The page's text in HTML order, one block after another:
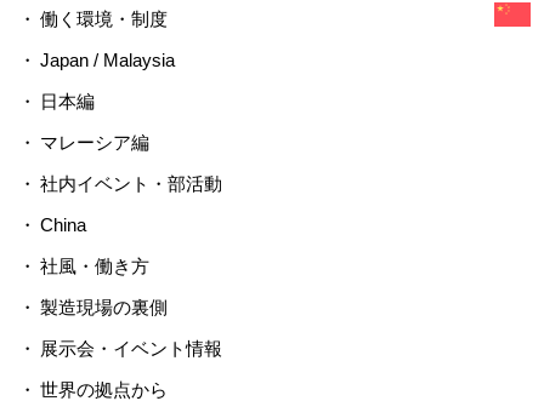
働く環境・制度
Japan / Malaysia
日本編
マレーシア編
社内イベント・部活動
China
社風・働き方
製造現場の裏側
展示会・イベント情報
世界の拠点から